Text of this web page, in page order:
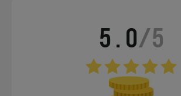
5.0/5